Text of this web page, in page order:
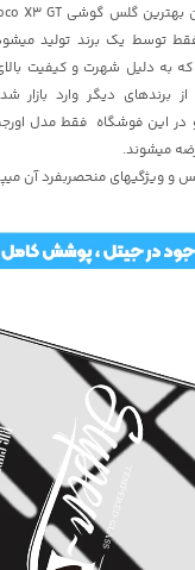
به دلیل شهرت و کیفیت
برندهای دیگر وارد بازار
در این فوشگاه فقط مدل
میشوند.
و ویژگیهای منحصربفرد آن